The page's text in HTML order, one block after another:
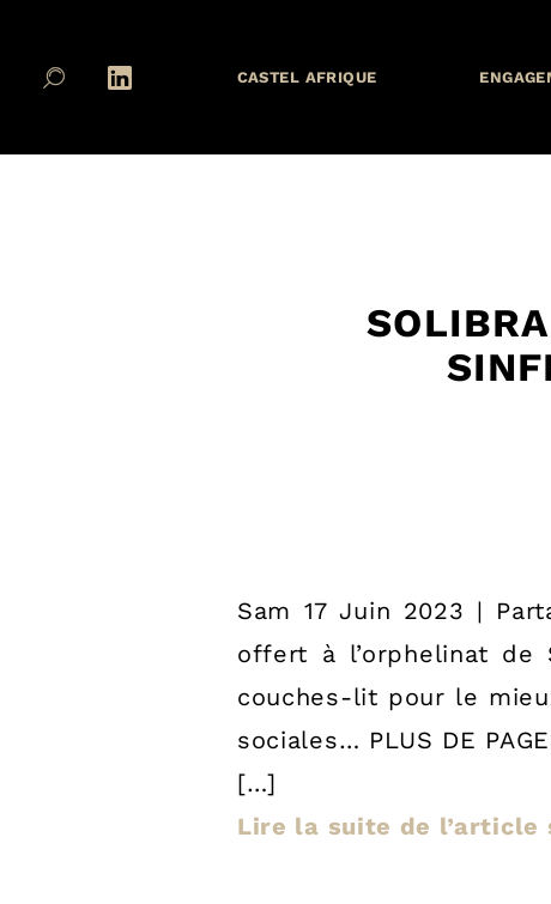
CASTEL AFRIQUE
Sam 17 Juin 2023 |
offert à l’orphelinat
couches-lit pour le
sociales… PLUS DE
[…]
Lire la suite de l’article